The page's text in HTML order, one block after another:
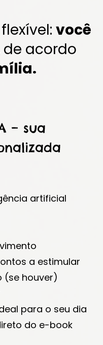
você
acordo
– sua
artificial
a estimular
(se houver)
para o seu dia
do e-book